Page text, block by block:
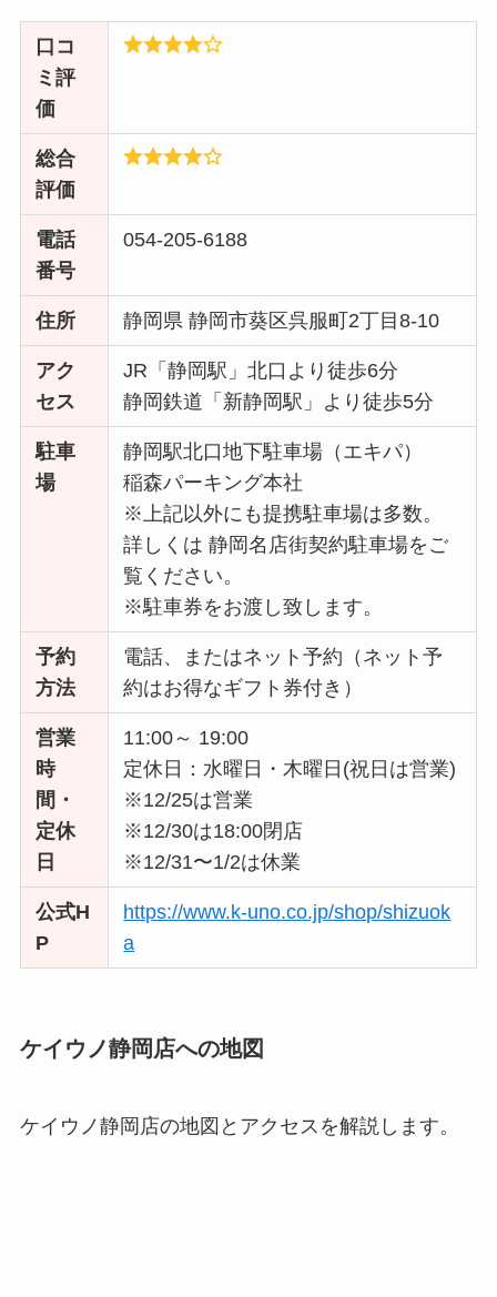
口コ
ミ評
価
総合
評価
電話
番号
054-205-6188
住所 静岡県 静岡市葵区呉服町2丁目8-10
アク
セス
JR「静岡駅」北口より徒歩6分
静岡鉄道「新静岡駅」より徒歩5分
駐車
場
静岡駅北口地下駐車場（エキパ）
稲森パーキング本社
※上記以外にも提携駐車場は多数。
詳しくは 静岡名店街契約駐車場をご
覧ください。
※駐車券をお渡し致します。
予約
方法
電話、またはネット予約（ネット予
約はお得なギフト券付き）
営業
時
間・
定休
日
11:00～ 19:00
定休日：水曜日・木曜日(祝日は営業)
※12/25は営業
※12/30は18:00閉店
※12/31〜1/2は休業
公式H
P
https://www.k-uno.co.jp/shop/shizuok
a
ケイウノ静岡店への地図
ケイウノ静岡店の地図とアクセスを解説します。